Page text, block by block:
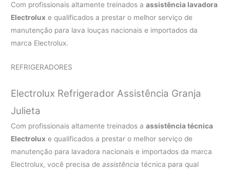
Com profissionais altamente treinados aassistência lavadora
Electrolux e qualificados a prestar o melhor serviço de
manutenção para lava louças nacionais e importados da
marca Electrolux.
REFRIGERADORES
Electrolux Refrigerador Assistência Granja
Julieta
Com profissionais altamente treinados aassistência técnica
Electrolux e qualificados a prestar o melhor serviço de
manutenção para lavadora nacionais e importados da marca
Electrolux, você precisa deassistência técnica para qual